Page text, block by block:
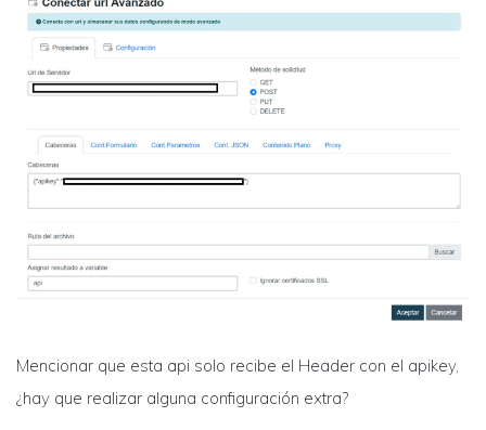
Mencionar que esta api solo recibe el Header con el apikey,
¿hay que realizar alguna configuración extra?